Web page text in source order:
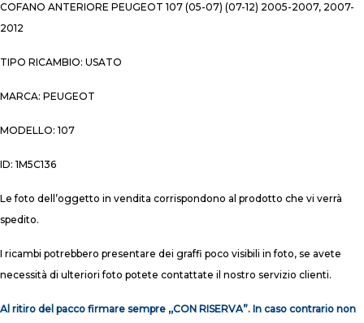
COFANO ANTERIORE PEUGEOT 107 (05-07) (07-12) 2005-2007, 2007-
2012
TIPO RICAMBIO: USATO
MARCA: PEUGEOT
MODELLO: 107
ID: 1M5C136
Le foto dell’oggetto in vendita corrispondono al prodotto che vi verrà
spedito.
I ricambi potrebbero presentare dei graffi poco visibili in foto, se avete
necessità di ulteriori foto potete contattate il nostro servizio clienti.
Al ritiro del pacco firmare sempre ,,CON RISERVA”. In caso contrario non